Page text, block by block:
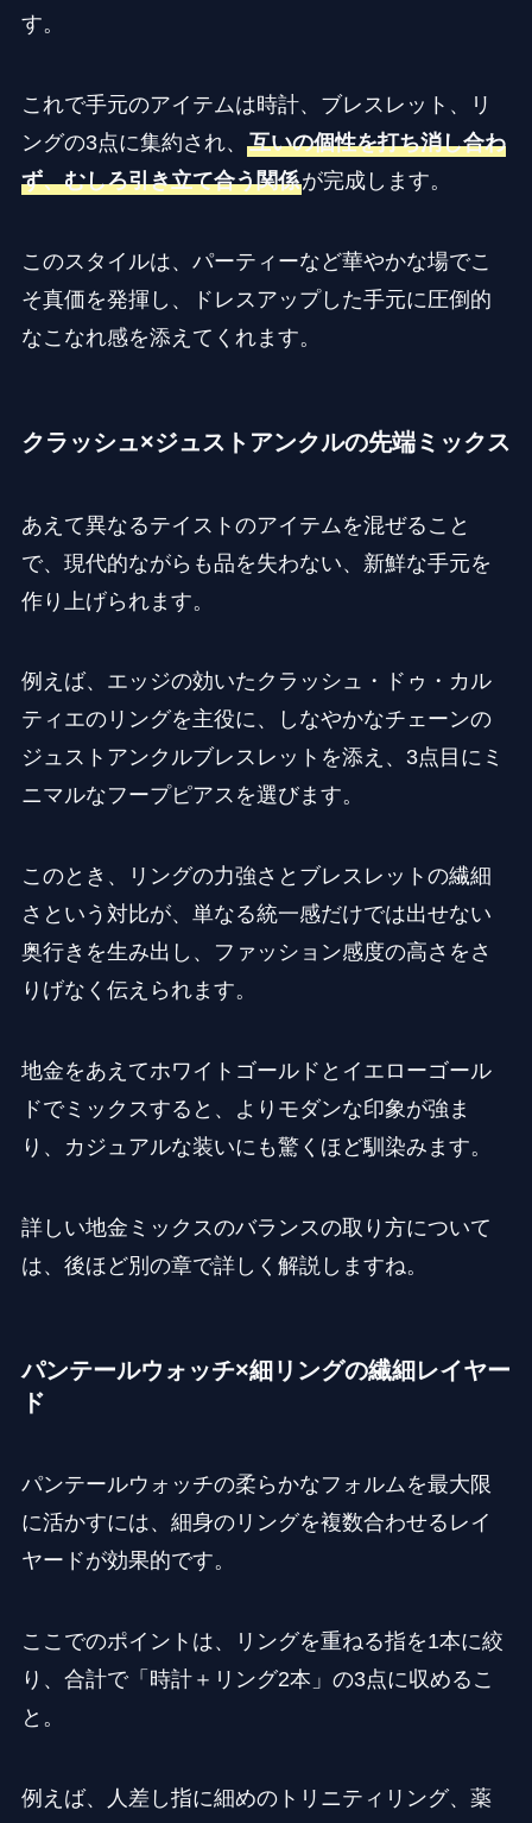
す。
これで手元のアイテムは時計、ブレスレット、リ
ングの3点に集約され、 互いの個性を打ち消し合わ
ず、むしろ引き立て合う関係が完成します。
このスタイルは、パーティーなど華やかな場でこ
そ真価を発揮し、ドレスアップした手元に圧倒的
なこなれ感を添えてくれます。
クラッシュ×ジュストアンクルの先端ミックス
あえて異なるテイストのアイテムを混ぜること
で、現代的ながらも品を失わない、新鮮な手元を
作り上げられます。
例えば、エッジの効いたクラッシュ・ドゥ・カル
ティエのリングを主役に、しなやかなチェーンの
ジュストアンクルブレスレットを添え、3点目にミ
ニマルなフープピアスを選びます。
このとき、リングの力強さとブレスレットの繊細
さという対比が、単なる統一感だけでは出せない
奥行きを生み出し、ファッション感度の高さをさ
りげなく伝えられます。
地金をあえてホワイトゴールドとイエローゴール
ドでミックスすると、よりモダンな印象が強ま
り、カジュアルな装いにも驚くほど馴染みます。
詳しい地金ミックスのバランスの取り方について
は、後ほど別の章で詳しく解説しますね。
パンテールウォッチ×細リングの繊細レイヤー
ド
パンテールウォッチの柔らかなフォルムを最大限
に活かすには、細身のリングを複数合わせるレイ
ヤードが効果的です。
ここでのポイントは、リングを重ねる指を1本に絞
り、合計で「時計＋リング2本」の3点に収めるこ
と。
例えば、人差し指に細めのトリニティリング、薬